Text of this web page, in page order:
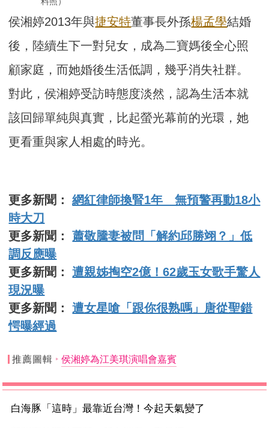
侯湘婷2013年與捷安特董事長外孫楊孟學結婚
後，陸續生下一對兒女，成為二寶媽後全心照
顧家庭，而她婚後生活低調，幾乎消失社群。
對此，侯湘婷受訪時態度淡然，認為生活本就
該回歸單純與真實，比起螢光幕前的光環，她
更看重與家人相處的時光。
更多新聞：網紅律師換腎1年 無預警再動18小
時大刀
更多新聞：蕭敬騰妻被問「解約邱勝翊？」低
調反應曝
更多新聞：遭親姊掏空2億！62歲玉女歌手驚人
現況曝
更多新聞：遭女星嗆「跟你很熟嗎」唐從聖錯
愕曝經過
推薦圖輯 侯湘婷為江美琪演唱會嘉賓
白海豚「這時」最靠近台灣！今起天氣變了